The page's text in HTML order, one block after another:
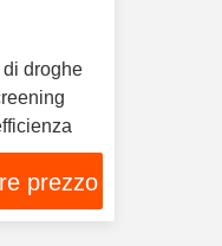
di droghe
prezzo